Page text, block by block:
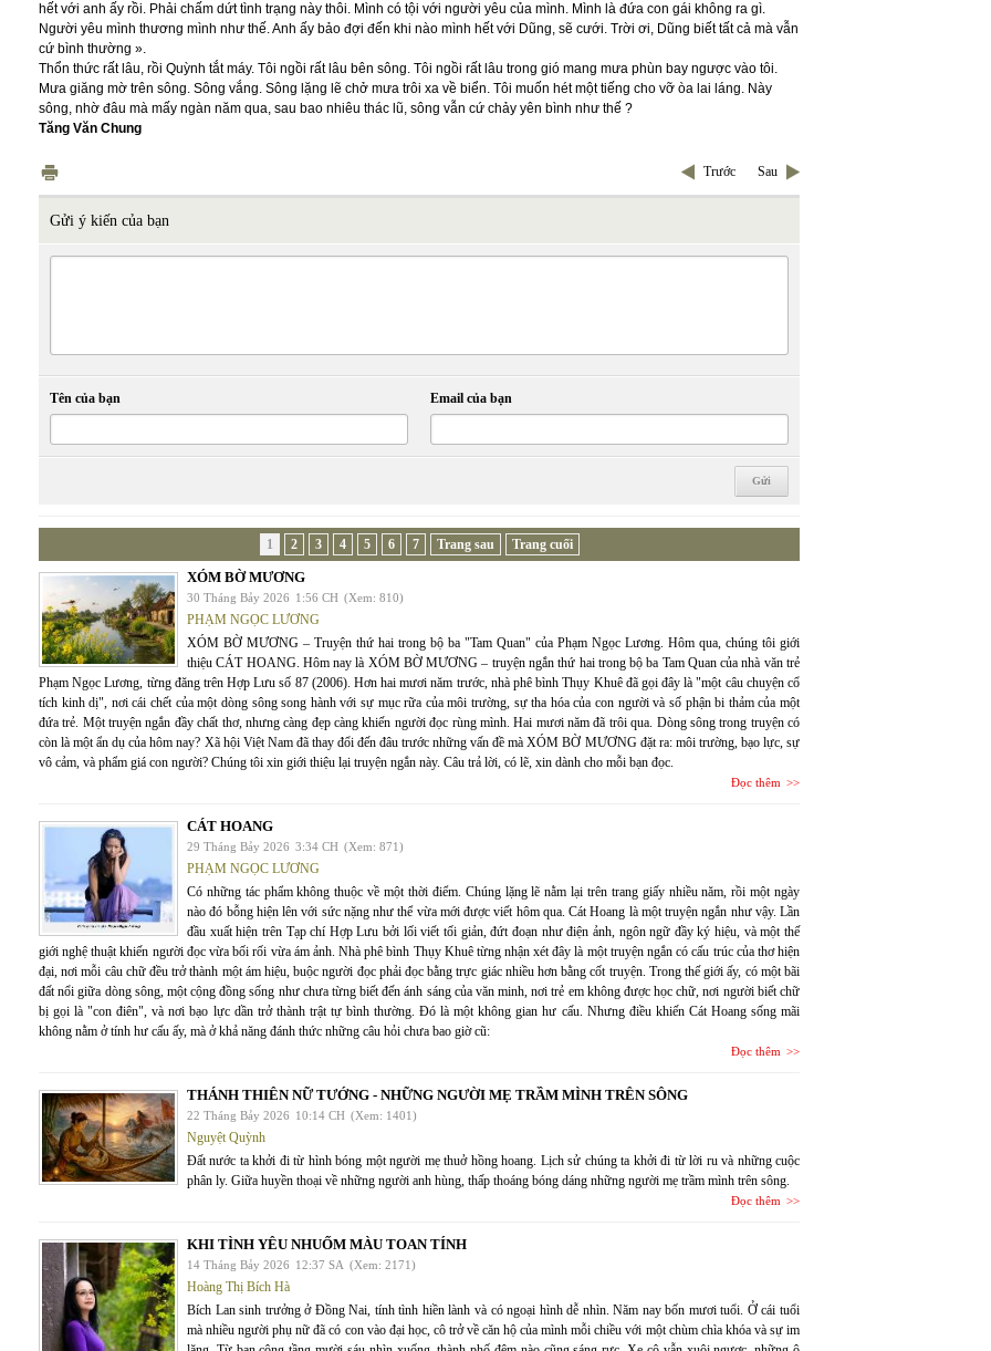
hết với anh ấy rồi. Phải chấm dứt tình trạng này thôi. Mình có tội với người yêu của mình. Mình là đứa con gái không ra gì.
Người yêu mình thương mình như thế. Anh ấy bảo đợi đến khi nào mình hết với Dũng, sẽ cưới. Trời ơi, Dũng biết tất cả mà vẫn
cứ bình thường ».
Thổn thức rất lâu, rồi Quỳnh tắt máy. Tôi ngồi rất lâu bên sông. Tôi ngồi rất lâu trong gió mang mưa phùn bay ngược vào tôi.
Mưa giăng mờ trên sông. Sông vắng. Sông lặng lẽ chở mưa trôi xa về biển. Tôi muốn hét một tiếng cho vỡ òa lai láng. Này
sông, nhờ đâu mà mấy ngàn năm qua, sau bao nhiêu thác lũ, sông vẫn cứ chảy yên bình như thế ?
Tăng Văn Chung
Trước Sau
Gửi ý kiến của bạn
Tên của bạn Email của bạn
1 2 3 4 5 6 7 Trang sau Trang cuối
XÓM BỜ MƯƠNG
30 Tháng Bảy 2026 1:56 CH (Xem: 810)
PHẠM NGỌC LƯƠNG
XÓM BỜ MƯƠNG – Truyện thứ hai trong bộ ba "Tam Quan" của Phạm Ngọc Lương. Hôm qua, chúng tôi giới
thiệu CÁT HOANG. Hôm nay là XÓM BỜ MƯƠNG – truyện ngắn thứ hai trong bộ ba Tam Quan của nhà văn trẻ
Phạm Ngọc Lương, từng đăng trên Hợp Lưu số 87 (2006). Hơn hai mươi năm trước, nhà phê bình Thụy Khuê đã gọi đây là "một câu chuyện cổ
tích kinh dị", nơi cái chết của một dòng sông song hành với sự mục rữa của môi trường, sự tha hóa của con người và số phận bi thảm của một
đứa trẻ. Một truyện ngắn đầy chất thơ, nhưng càng đẹp càng khiến người đọc rùng mình. Hai mươi năm đã trôi qua. Dòng sông trong truyện có
còn là một ẩn dụ của hôm nay? Xã hội Việt Nam đã thay đổi đến đâu trước những vấn đề mà XÓM BỜ MƯƠNG đặt ra: môi trường, bạo lực, sự
vô cảm, và phẩm giá con người? Chúng tôi xin giới thiệu lại truyện ngắn này. Câu trả lời, có lẽ, xin dành cho mỗi bạn đọc.
Đọc thêm
CÁT HOANG
29 Tháng Bảy 2026 3:34 CH (Xem: 871)
PHẠM NGỌC LƯƠNG
Có những tác phẩm không thuộc về một thời điểm. Chúng lặng lẽ nằm lại trên trang giấy nhiều năm, rồi một ngày
nào đó bỗng hiện lên với sức nặng như thể vừa mới được viết hôm qua. Cát Hoang là một truyện ngắn như vậy. Lần
đầu xuất hiện trên Tạp chí Hợp Lưu bởi lối viết tối giản, đứt đoạn như điện ảnh, ngôn ngữ đầy ký hiệu, và một thế
giới nghệ thuật khiến người đọc vừa bối rối vừa ám ảnh. Nhà phê bình Thụy Khuê từng nhận xét đây là một truyện ngắn có cấu trúc của thơ hiện
đại, nơi mỗi câu chữ đều trở thành một ám hiệu, buộc người đọc phải đọc bằng trực giác nhiều hơn bằng cốt truyện. Trong thế giới ấy, có một bãi
đất nổi giữa dòng sông, một cộng đồng sống như chưa từng biết đến ánh sáng của văn minh, nơi trẻ em không được học chữ, nơi người biết chữ
bị gọi là "con điên", và nơi bạo lực dần trở thành trật tự bình thường. Đó là một không gian hư cấu. Nhưng điều khiến Cát Hoang sống mãi
không nằm ở tính hư cấu ấy, mà ở khả năng đánh thức những câu hỏi chưa bao giờ cũ:
Đọc thêm
THÁNH THIÊN NỮ TƯỚNG - NHỮNG NGƯỜI MẸ TRẦM MÌNH TRÊN SÔNG
22 Tháng Bảy 2026 10:14 CH (Xem: 1401)
Nguyệt Quỳnh
Đất nước ta khởi đi từ hình bóng một người mẹ thuở hồng hoang. Lịch sử chúng ta khởi đi từ lời ru và những cuộc
phân ly. Giữa huyền thoại về những người anh hùng, thấp thoáng bóng dáng những người mẹ trầm mình trên sông.
Đọc thêm
KHI TÌNH YÊU NHUỐM MÀU TOAN TÍNH
14 Tháng Bảy 2026 12:37 SA (Xem: 2171)
Hoàng Thị Bích Hà
Bích Lan sinh trưởng ở Đồng Nai, tính tình hiền lành và có ngoại hình dễ nhìn. Năm nay bốn mươi tuổi. Ở cái tuổi
mà nhiều người phụ nữ đã có con vào đại học, cô trở về căn hộ của mình mỗi chiều với một chùm chìa khóa và sự im